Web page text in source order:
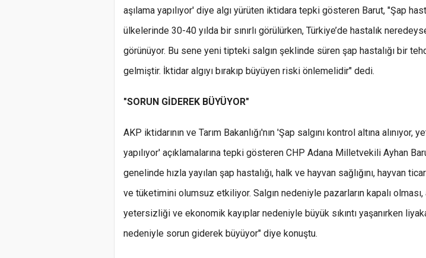
aşılama yapılıyor' diye algı yürüten iktidara tepki gösteren Barut, "Şap
ülkelerinde 30-40 yılda bir sınırlı görülürken, Türkiye’de hastalık
görünüyor. Bu sene yeni tipteki salgın şeklinde süren şap hastalığı bir
gelmiştir. İktidar algıyı bırakıp büyüyen riski önlemelidir" dedi.
"SORUN GİDEREK BÜYÜYOR"
AKP iktidarının ve Tarım Bakanlığı'nın 'Şap salgını kontrol altına alınıyor,
yapılıyor' açıklamalarına tepki gösteren CHP Adana Milletvekili Ayhan
genelinde hızla yayılan şap hastalığı, halk ve hayvan sağlığını, hayvan
ve tüketimini olumsuz etkiliyor. Salgın nedeniyle pazarların kapalı olması,
yetersizliği ve ekonomik kayıplar nedeniyle büyük sıkıntı yaşanırken
nedeniyle sorun giderek büyüyor" diye konuştu.